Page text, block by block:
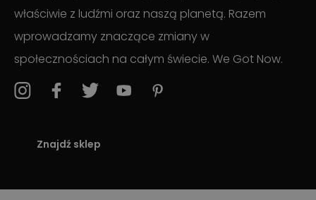
właściwie z ludźmi oraz naszą planetą. Razem
wprowadzamy znaczące zmiany w
społecznościach na całym świecie. We Got Now.
Znajdź sklep